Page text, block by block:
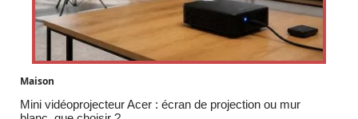
Maison
Mini vidéoprojecteur Acer : écran de projection ou mur